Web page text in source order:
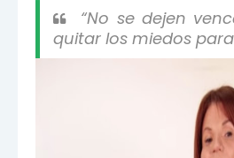
“No se dejen
quitar los miedos